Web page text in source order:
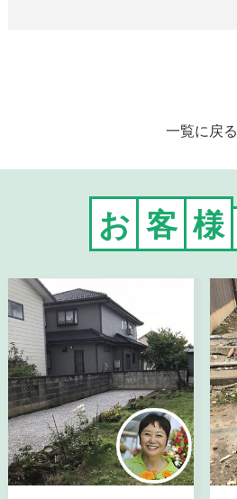
一覧に戻る
お 客 様